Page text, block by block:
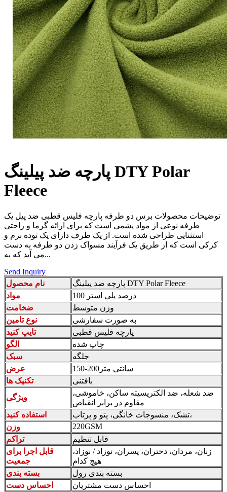
پارچه ضد پیلینگ DTY Polar
Fleece
توضیحات محصولات برس دو طرفه پارچه فلیس قطبی ضد پیل یک
طرفه نوعی از مواد پشمی است که برای ارائه گرما و راحتی
استثنایی طراحی شده است. از یک طرف دارای یک توده نرم و
کرکی است که از طریق یک فرآیند مسواک زدن دو طرفه به دست
می آید که به...
Send Inquiry
نام محصول
پارچه ضد پیلینگ DTY Polar Fleece
مواد
100 درصد پلی استر
ضخامت
وزن متوسط
نوع تامین
به صورت سفارشی
تایپ کنید
پارچه فلیس قطبی
الگو
چاپ شده
سبک
جلگه
عرض
150-200سانتی متر
تکنیک ها
بافتنی
ویژگی
ضد شعله، ضد الکتریسیته ساکن، خاموشی،
مقاوم در برابر انقباض
استفاده کنید
تشک، منسوجات خانگی، پتو و پرتاب،
وزن
220GSM
تراکم
قابل تنظیم
قابل اجرا برای
جمعیت
زنان، مردان، دختران، پسران، نوزاد / نوزاد،
هیچ کدام
بسته بندی
بسته بندی رول
احساس دست
احساس دست مشتریان